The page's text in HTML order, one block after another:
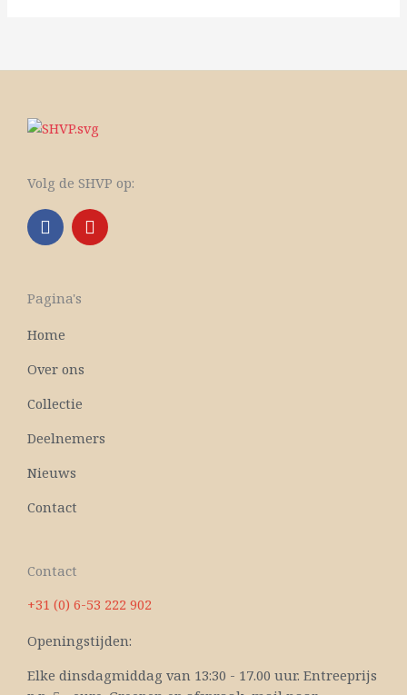
Volg de SHVP op:
F
a
c
b
o
k
Y
o
u
Pagina's
Home
Over ons
Collectie
Deelnemers
Nieuws
Contact
Contact
+31 (0) 6-53 222 902
Openingstijden:
Elke dinsdagmiddag van 13:30 - 17.00 uur. Entreeprijs